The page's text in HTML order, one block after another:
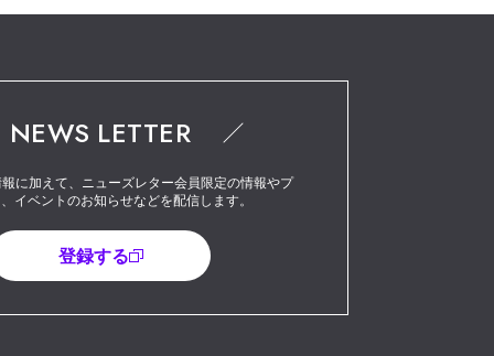
NEWS LETTER
に加えて、ニューズレター会員限定の情報やプ
イベントのお知らせなどを配信します。
登録する